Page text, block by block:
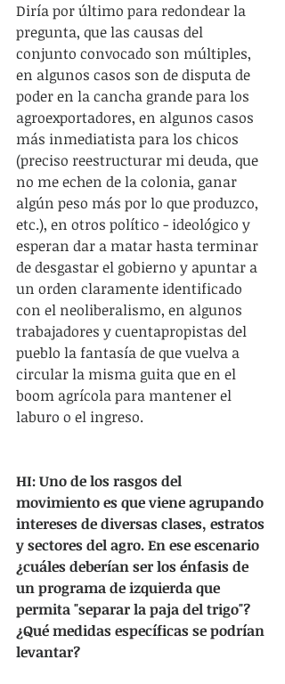
Diría por último para redondear la
pregunta, que las causas del
conjunto convocado son múltiples,
en algunos casos son de disputa de
poder en la cancha grande para los
agroexportadores, en algunos casos
más inmediatista para los chicos
(preciso reestructurar mi deuda, que
no me echen de la colonia, ganar
algún peso más por lo que produzco,
etc.), en otros político - ideológico y
esperan dar a matar hasta terminar
de desgastar el gobierno y apuntar a
un orden claramente identificado
con el neoliberalismo, en algunos
trabajadores y cuentapropistas del
pueblo la fantasía de que vuelva a
circular la misma guita que en el
boom agrícola para mantener el
laburo o el ingreso.
HI: Uno de los rasgos del
movimiento es que viene agrupando
intereses de diversas clases, estratos
y sectores del agro. En ese escenario
¿cuáles deberían ser los énfasis de
un programa de izquierda que
permita "separar la paja del trigo"?
¿Qué medidas específicas se podrían
levantar?